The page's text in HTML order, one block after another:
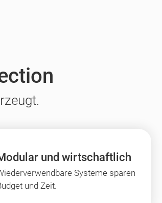
und wirtschaftlich
Systeme sparen
und Zeit.